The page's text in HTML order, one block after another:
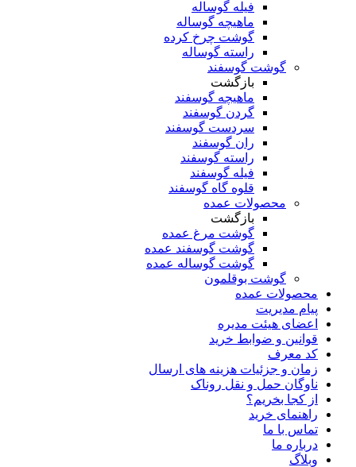
فیله گوساله
ماهیچه گوساله
گوشت چرخ کرده
راسته گوساله
گوشت گوسفند
بازگشت
ماهیچه گوسفند
گردن گوسفند
سردست گوسفند
ران گوسفند
راسته گوسفند
فیله گوسفند
قلوه گاه گوسفند
محصولات عمده
بازگشت
گوشت مرغ عمده
گوشت گوسفند عمده
گوشت گوساله عمده
گوشت بوقلمون
محصولات عمده
پیام مدیریت
اعضای هیئت مدیره
قوانین و ضوابط خرید
کد معرف
زمان و جزئیات هزینه های ارسال
ناوگان حمل و نقل روناک
از کجا بخریم؟
راهنمای خرید
تماس با ما
درباره ما
وبلاگ